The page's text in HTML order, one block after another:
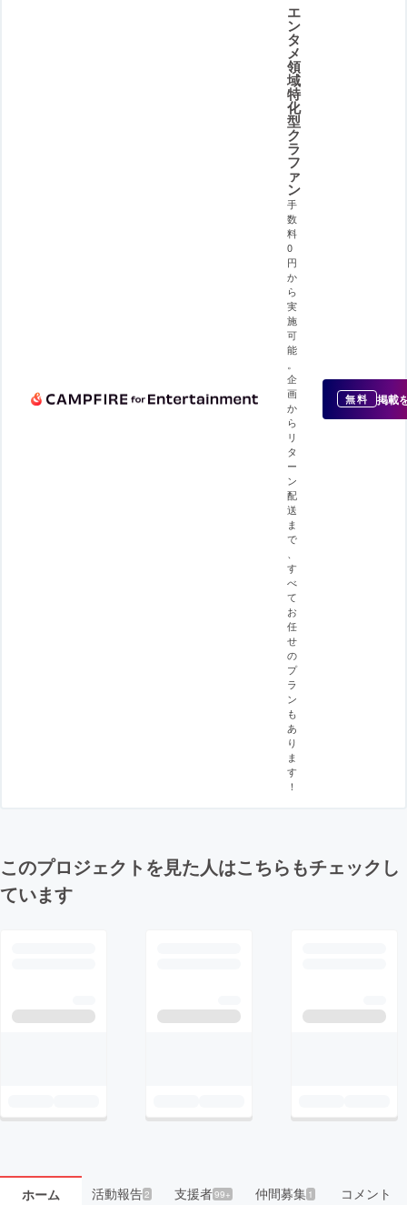
エ
ン
タ
メ
領
域
特
化
型
ク
ラ
フ
ァ
ン
手
数
料
0
円
か
ら
実
施
可
能
企
画
か
ら
リ
タ
ー
ン
配
送
ま
で
す
べ
て
お
任
せ
の
プ
ラ
ン
も
あ
り
ま
す
！
無料 掲載
このプロジェクトを見た人はこちらもチェックし
ています
ホーム 活動報告2 支援者99+ 仲間募集 1 コメント